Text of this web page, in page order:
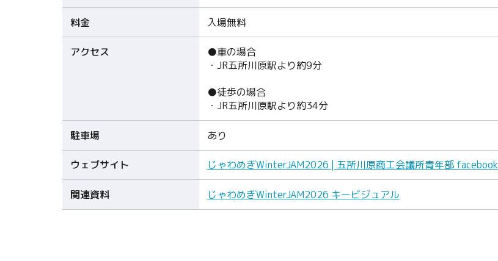
料金 入場無料
アクセス
●車の場合
・JR五所川原駅より約9分
●徒歩の場合
・JR五所川原駅より約34分
駐車場 あり
ウェブサイト じゃわめぎWinterJAM2026 | 五所川原商工会議所青年部 facebook
関連資料 じゃわめぎWinterJAM2026 キービジュアル